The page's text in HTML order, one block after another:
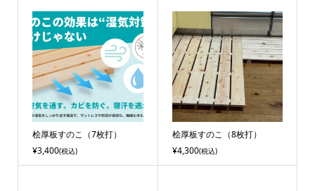
桧厚板すのこ（7枚打）
¥3,400(税込)
桧厚板すのこ（8枚打）
¥4,300(税込)